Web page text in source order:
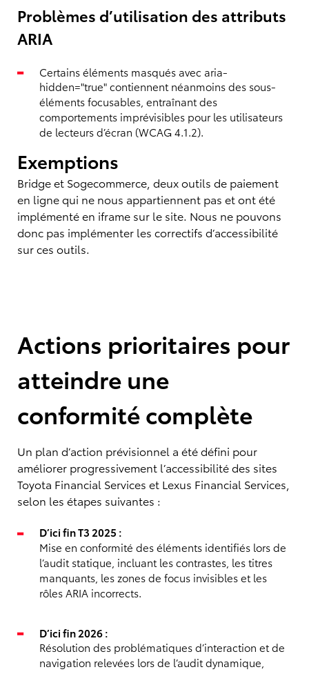
Problèmes d’utilisation des attributs
ARIA
Certains éléments masqués avec aria-
hidden="true" contiennent néanmoins des sous-
éléments focusables, entraînant des
comportements imprévisibles pour les utilisateurs
de lecteurs d’écran (WCAG 4.1.2).
Exemptions
Bridge et Sogecommerce, deux outils de paiement
en ligne qui ne nous appartiennent pas et ont été
implémenté en iframe sur le site. Nous ne pouvons
donc pas implémenter les correctifs d’accessibilité
sur ces outils.
Actions prioritaires pour
atteindre une
conformité complète
Un plan d’action prévisionnel a été défini pour
améliorer progressivement l’accessibilité des sites
Toyota Financial Services et Lexus Financial Services,
selon les étapes suivantes :
D’ici fin T3 2025 :
Mise en conformité des éléments identifiés lors de
l’audit statique, incluant les contrastes, les titres
manquants, les zones de focus invisibles et les
rôles ARIA incorrects.
D’ici fin 2026 :
Résolution des problématiques d’interaction et de
navigation relevées lors de l’audit dynamique,